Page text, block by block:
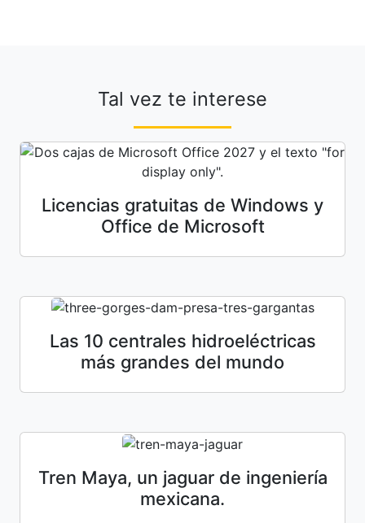
Tal vez te interese
Licencias gratuitas de Windows y
Office de Microsoft
Las 10 centrales hidroeléctricas
más grandes del mundo
Tren Maya, un jaguar de ingeniería
mexicana.